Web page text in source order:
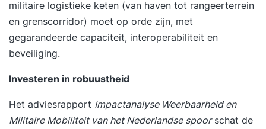
militaire logistieke keten (van haven tot rangeerterrein
en grenscorridor) moet op orde zijn, met
gegarandeerde capaciteit, interoperabiliteit en
beveiliging.
Investeren in robuustheid
Het adviesrapport Impactanalyse Weerbaarheid en
Militaire Mobiliteit van het Nederlandse spoorschat de